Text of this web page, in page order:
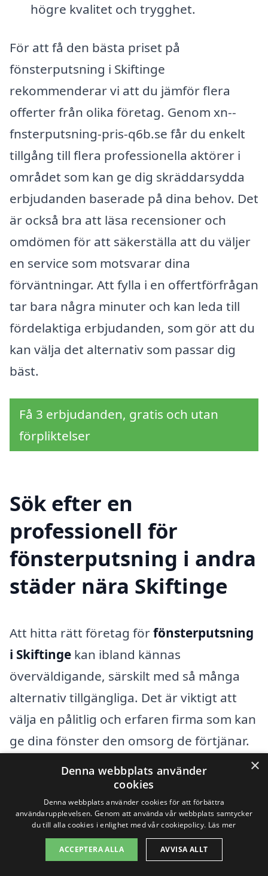
högre kvalitet och trygghet.
För att få den bästa priset på
fönsterputsning i Skiftinge
rekommenderar vi att du jämför flera
offerter från olika företag. Genom xn--
fnsterputsning-pris-q6b.se får du enkelt
tillgång till flera professionella aktörer i
området som kan ge dig skräddarsydda
erbjudanden baserade på dina behov. Det
är också bra att läsa recensioner och
omdömen för att säkerställa att du väljer
en service som motsvarar dina
förväntningar. Att fylla i en offertförfrågan
tar bara några minuter och kan leda till
fördelaktiga erbjudanden, som gör att du
kan välja det alternativ som passar dig
bäst.
Få 3 erbjudanden, gratis och utan
förpliktelser
Sök efter en
professionell för
fönsterputsning i andra
städer nära Skiftinge
Att hitta rätt företag förfönsterputsning
i Skiftinge kan ibland kännas
överväldigande, särskilt med så många
alternativ tillgängliga. Det är viktigt att
välja en pålitlig och erfaren firma som kan
ge dina fönster den omsorg de förtjänar.
Oavsett om du behöver hjälp med
bostadsfönster eller företagslokaler, kan
du enkelt få flera erbjudanden från
professionella aktörer i ditt närområde.
Genom att använda vår plattform kan du
×
Denna webbplats använder
cookies
Denna webbplats använder cookies för att förbättra
användarupplevelsen. Genom att använda vår webbplats samtycker
du till alla cookies i enlighet med vår cookiepolicy. Läs mer
ACCEPTERA ALLA AVVISA ALLT